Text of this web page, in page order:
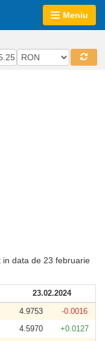
Meniu
data de 23 februarie
23.02.2024
4.9753
-0.0016
4.5970
+0.0127